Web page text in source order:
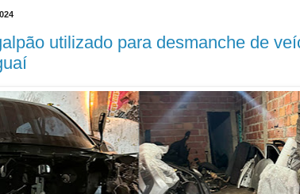
utilizado para desmanche de